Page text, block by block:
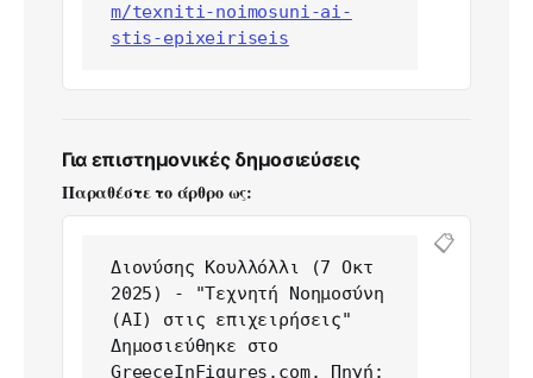
m/texniti-noimosuni-ai-
stis-epixeiriseis
Για επιστημονικές δημοσιεύσεις
Παραθέστε το άρθρο ως:
Διονύσης Κουλλόλλι (7 Οκτ
2025) - "Τεχνητή Νοημοσύνη
(ΑΙ) στις επιχειρήσεις"
Δημοσιεύθηκε στο
GreeceInFigures.com. Πηγή:
📋